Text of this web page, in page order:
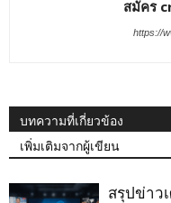
สมัคร
https://
บทความที่เกี่ยวข้อง
เพิ่มเติมจากผู้เขียน
สรุปข่าว